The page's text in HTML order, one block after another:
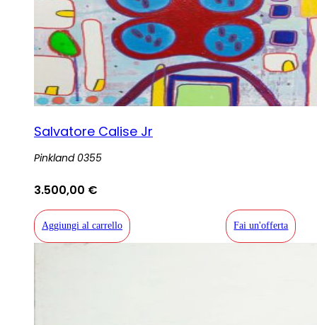
Salvatore Calise Jr
Pinkland 0355
3.500,00 €
Aggiungi al carrello Fai un'offerta